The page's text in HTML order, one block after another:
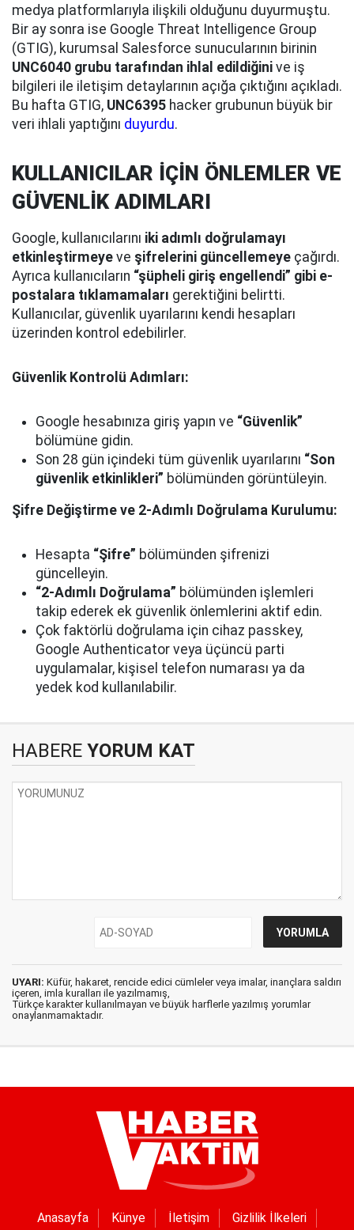
medya platformlarıyla ilişkili olduğunu duyurmuştu.
Bir ay sonra ise Google Threat Intelligence Group
(GTIG), kurumsal Salesforce sunucularının birinin
UNC6040 grubu tarafından ihlal edildiğini ve iş
bilgileri ile iletişim detaylarının açığa çıktığını açıkladı.
Bu hafta GTIG, UNC6395 hacker grubunun büyük bir
veri ihlali yaptığını duyurdu.
KULLANICILAR İÇİN ÖNLEMLER VE
GÜVENLİK ADIMLARI
Google, kullanıcılarını iki adımlı doğrulamayı
etkinleştirmeye ve şifrelerini güncellemeye çağırdı.
Ayrıca kullanıcıların “şüpheli giriş engellendi” gibi e-
postalara tıklamamaları gerektiğini belirtti.
Kullanıcılar, güvenlik uyarılarını kendi hesapları
üzerinden kontrol edebilirler.
Güvenlik Kontrolü Adımları:
Google hesabınıza giriş yapın ve “Güvenlik”
bölümüne gidin.
Son 28 gün içindeki tüm güvenlik uyarılarını “Son
güvenlik etkinlikleri” bölümünden görüntüleyin.
Şifre Değiştirme ve 2-Adımlı Doğrulama Kurulumu:
Hesapta “Şifre” bölümünden şifrenizi
güncelleyin.
“2-Adımlı Doğrulama” bölümünden işlemleri
takip ederek ek güvenlik önlemlerini aktif edin.
Çok faktörlü doğrulama için cihaz passkey,
Google Authenticator veya üçüncü parti
uygulamalar, kişisel telefon numarası ya da
yedek kod kullanılabilir.
HABERE YORUM KAT
UYARI: Küfür, hakaret, rencide edici cümleler veya imalar, inançlara saldırı
içeren, imla kuralları ile yazılmamış,
Türkçe karakter kullanılmayan ve büyük harflerle yazılmış yorumlar
onaylanmamaktadır.
Anasayfa Künye İletişim
Gizlilik İlkeleri